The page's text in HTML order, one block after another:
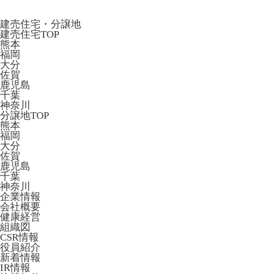
建売住宅・分譲地
建売住宅TOP
熊本
福岡
大分
佐賀
鹿児島
千葉
神奈川
分譲地TOP
熊本
福岡
大分
佐賀
鹿児島
千葉
神奈川
企業情報
会社概要
健康経営
組織図
CSR情報
役員紹介
新着情報
IR情報